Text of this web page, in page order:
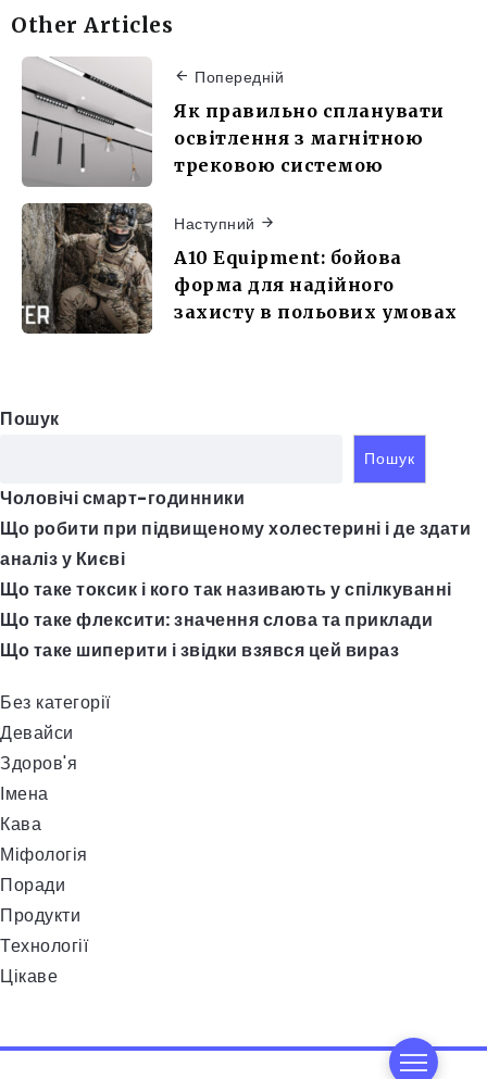
Other Articles
Попередній
Як правильно спланувати
освітлення з магнітною
трековою системою
Наступний
A10 Equipment: бойова
форма для надійного
захисту в польових умовах
Пошук
Пошук
Чоловічі смарт-годинники
Що робити при підвищеному холестерині і де здати
аналіз у Києві
Що таке токсик і кого так називають у спілкуванні
Що таке флексити: значення слова та приклади
Що таке шиперити і звідки взявся цей вираз
Без категорії
Девайси
Здоров'я
Імена
Кава
Міфологія
Поради
Продукти
Технології
Цікаве